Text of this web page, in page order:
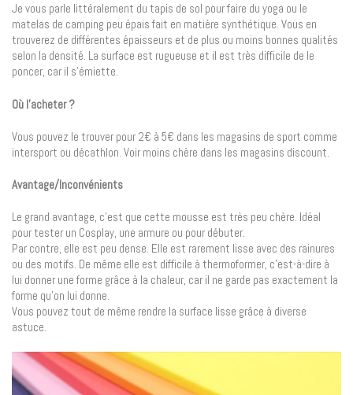
Je vous parle littéralement du tapis de sol pour faire du yoga ou le
matelas de camping peu épais fait en matière synthétique. Vous en
trouverez de différentes épaisseurs et de plus ou moins bonnes qualités
selon la densité. La surface est rugueuse et il est très difficile de le
poncer, car il s’émiette.
Où l’acheter ?
Vous pouvez le trouver pour 2€ à 5€ dans les magasins de sport comme
intersport ou décathlon. Voir moins chère dans les magasins discount.
Avantage/Inconvénients
Le grand avantage, c’est que cette mousse est très peu chère. Idéal
pour tester un Cosplay, une armure ou pour débuter.
Par contre, elle est peu dense. Elle est rarement lisse avec des rainures
ou des motifs. De même elle est difficile à thermoformer, c’est-à-dire à
lui donner une forme grâce à la chaleur, car il ne garde pas exactement la
forme qu’on lui donne.
Vous pouvez tout de même rendre la surface lisse grâce à diverse
astuce.